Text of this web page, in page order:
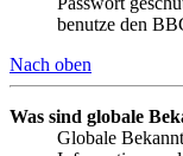
benutze den
Nach oben
Was sind globale
Globale